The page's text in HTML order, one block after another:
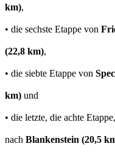
km),
• die sechste Etappe von
(22,8 km),
• die siebte Etappe von
km) und
• die letzte, die achte
nach Blankenstein (20,5